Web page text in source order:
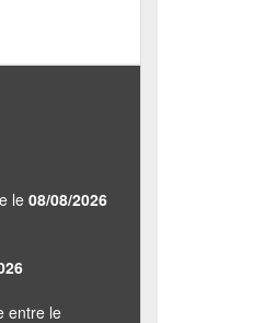
le08/08/2026
entre le